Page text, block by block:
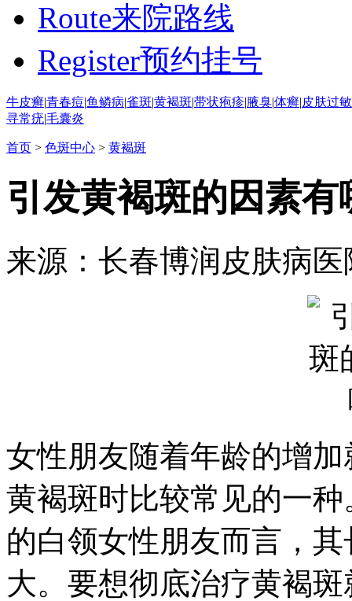
Route来院路线
Register预约挂号
牛皮癣|青春痘|鱼鳞病|雀斑|黄褐斑|带状疱疹|腋臭|体癣|皮肤过敏
寻常疣|毛囊炎
首页 > 色斑中心 > 黄褐斑
引发黄褐斑的因素有
来源：长春博润皮肤病医
女性朋友随着年龄的增
黄褐斑时比较常见的一
的白领女性朋友而言，
大。要想彻底治疗黄褐